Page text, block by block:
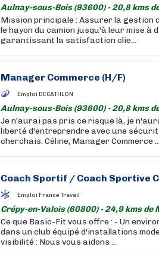
Aulnay-sous-Bois (93600) - 20,8 kms
Mission principale : Assurer la gestion
le hayon du camion jusqu'à leur mise à
garantissant la satisfaction clie...
Manager Commerce (H/F)
Emploi DECATHLON
Aulnay-sous-Bois (93600) - 20,8 kms
Je n'aurai pas pris ce risque là, je
liberté d'entreprendre avec une
cherchais. Céline, Manager Commerce
Coach Sportif / Coach Sportive
Emploi France Travail
Crépy-en-Valois (60800) - 24,9 kms
Ce que Basic-Fit vous offre : - Un
dans un club équipé d'installations
visibilité : Nous vous aidons ...